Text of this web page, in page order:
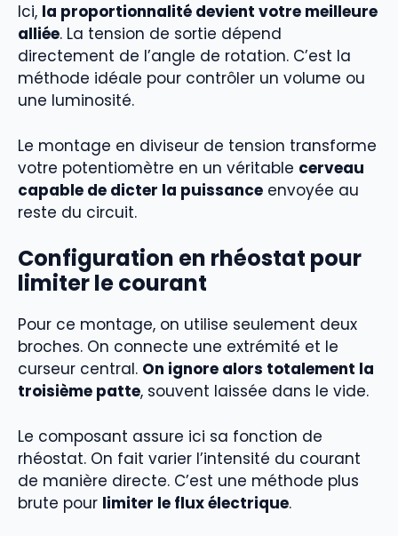
Ici, la proportionnalité devient votre meilleure
alliée. La tension de sortie dépend
directement de l’angle de rotation. C’est la
méthode idéale pour contrôler un volume ou
une luminosité.
Le montage en diviseur de tension transforme
votre potentiomètre en un véritable cerveau
capable de dicter la puissance envoyée au
reste du circuit.
Configuration en rhéostat pour
limiter le courant
Pour ce montage, on utilise seulement deux
broches. On connecte une extrémité et le
curseur central. On ignore alors totalement la
troisième patte, souvent laissée dans le vide.
Le composant assure ici sa fonction de
rhéostat. On fait varier l’intensité du courant
de manière directe. C’est une méthode plus
brute pour limiter le flux électrique.